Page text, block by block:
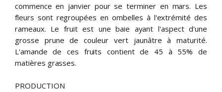
commence en janvier pour se terminer en mars. Les
fleurs sont regroupées en ombelles à l'extrémité des
rameaux. Le fruit est une baie ayant l'aspect d'une
grosse prune de couleur vert jaunâtre à maturité.
L'amande de ces fruits contient de 45 à 55% de
matières grasses.
PRODUCTION